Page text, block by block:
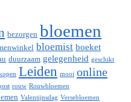
bezorgen bloemen
bloemist boeket
duurzaam gelegenheid geschikt
Leiden mooi online
rouw Rouwbloemen
Valentijnsdag Versebloemen